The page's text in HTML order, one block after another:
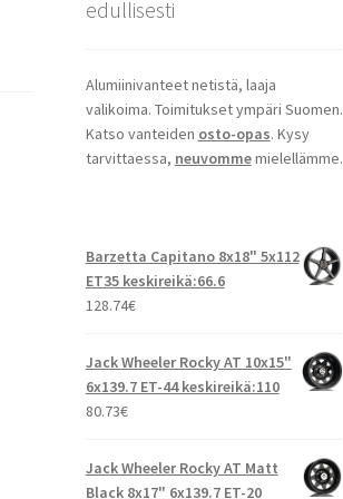
edullisesti
Alumiinivanteet netistä, laaja
valikoima. Toimitukset ympäri Suomen.
Katso vanteiden osto-opas. Kysy
tarvittaessa, neuvommemielellämme.
Barzetta Capitano 8x18" 5x112
ET35 keskireikä:66.6
128.74€
Jack Wheeler Rocky AT 10x15"
6x139.7 ET-44 keskireikä:110
80.73€
Jack Wheeler Rocky AT Matt
Black 8x17" 6x139.7 ET-20